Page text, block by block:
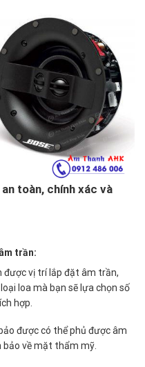
toàn, chính xác và
trần:
được vị trí lắp đặt âm trần,
loa mà bạn sẽ lựa chọn số
hợp.
được có thể phủ được âm
bảo về mặt thẩm mỹ.